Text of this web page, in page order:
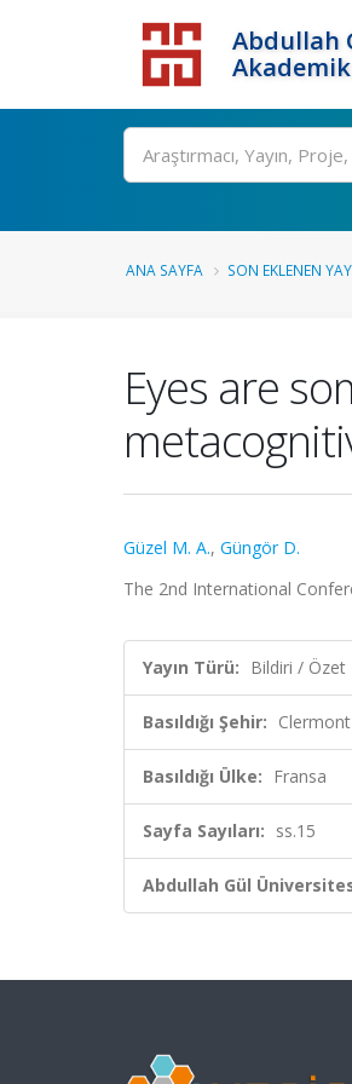
Abdullah
ANA SAYFA SON EKLENEN
Eyes are
Güzel M. A., Güngör D.
The 2nd International
Yayın Türü: Bildiri / Özet
Basıldığı Şehir:
Basıldığı Ülke: Fransa
Sayfa Sayıları: ss.15
Abdullah Gül